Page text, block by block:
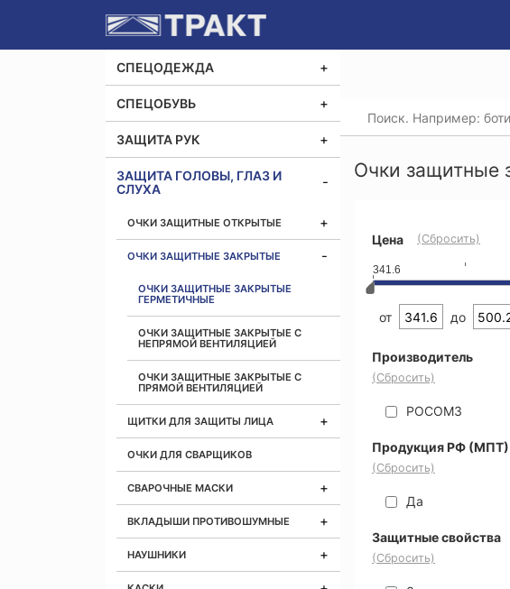
СПЕЦОДЕЖДА
СПЕЦОБУВЬ
ЗАЩИТА РУК
ЗАЩИТА ГОЛОВЫ, ГЛАЗ И
СЛУХА
ОЧКИ ЗАЩИТНЫЕ ОТКРЫТЫЕ
ОЧКИ ЗАЩИТНЫЕ ЗАКРЫТЫЕ
ОЧКИ ЗАЩИТНЫЕ ЗАКРЫТЫЕ
ГЕРМЕТИЧНЫЕ
ОЧКИ ЗАЩИТНЫЕ ЗАКРЫТЫЕ С
НЕПРЯМОЙ ВЕНТИЛЯЦИЕЙ
ОЧКИ ЗАЩИТНЫЕ ЗАКРЫТЫЕ С
ПРЯМОЙ ВЕНТИЛЯЦИЕЙ
ЩИТКИ ДЛЯ ЗАЩИТЫ ЛИЦА
ОЧКИ ДЛЯ СВАРЩИКОВ
СВАРОЧНЫЕ МАСКИ
ВКЛАДЫШИ ПРОТИВОШУМНЫЕ
НАУШНИКИ
Очки защитные
Очки защитные
Цена (Сбросить)
341.6
от до
Производитель
(Сбросить)
РОСОМЗ
Продукция РФ (МПТ)
(Сбросить)
Да
Защитные свойства
(Сбросить)